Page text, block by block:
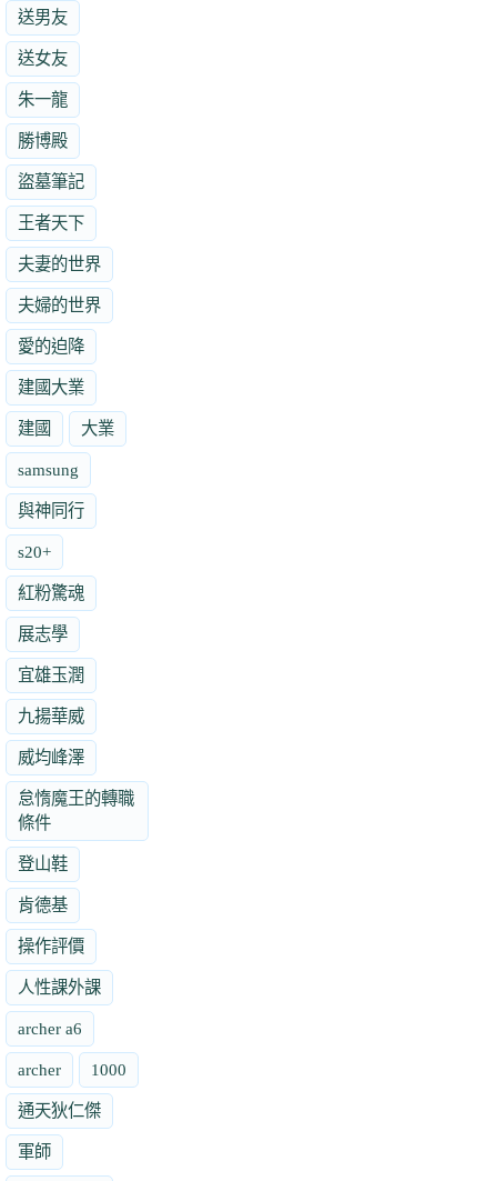
送男友
送女友
朱一龍
勝博殿
盜墓筆記
王者天下
夫妻的世界
夫婦的世界
愛的迫降
建國大業
建國 大業
samsung
與神同行
s20+
紅粉驚魂
展志學
宜雄玉潤
九揚華威
威均峰澤
怠惰魔王的轉職
條件
登山鞋
肯德基
操作評價
人性課外課
archer a6
archer 1000
通天狄仁傑
軍師